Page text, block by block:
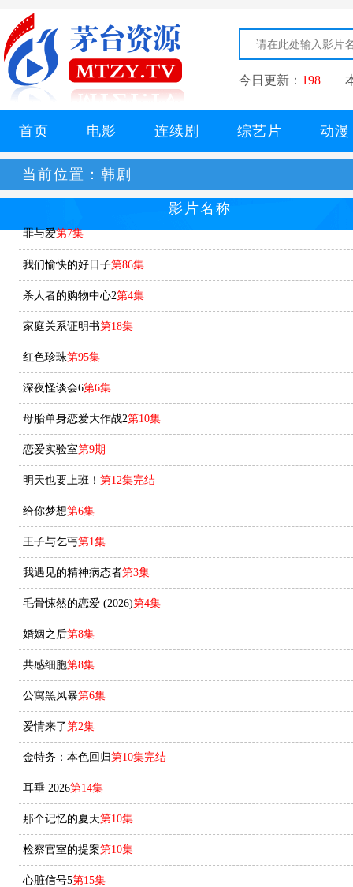
今日更新： 198 |
首页 电影 连续剧 综艺片 动漫
当前位置： 韩剧
影片名称
罪与爱第7集
我们愉快的好日子第86集
杀人者的购物中心2第4集
家庭关系证明书第18集
红色珍珠第95集
深夜怪谈会6第6集
母胎单身恋爱大作战2第10集
恋爱实验室第9期
明天也要上班！ 第12集完结
给你梦想第6集
王子与乞丐第1集
我遇见的精神病态者第3集
毛骨悚然的恋爱 (2026)第4集
婚姻之后第8集
共感细胞第8集
公寓黑风暴第6集
爱情来了第2集
金特务：本色回归第10集完结
耳垂 2026第14集
那个记忆的夏天第10集
检察官室的提案第10集
心脏信号5第15集